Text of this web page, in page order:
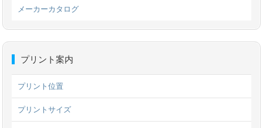
メーカーカタログ
プリント案内
プリント位置
プリントサイズ